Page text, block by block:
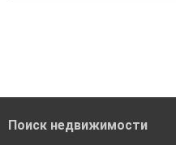
Поиск недвижимости